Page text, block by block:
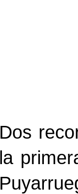
Dos
la